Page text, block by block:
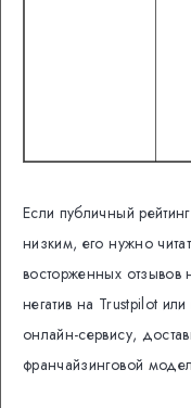
Если публичный
низким, его нужно
восторженных отзывов
негатив на Trustpilot
онлайн-сервису,
франчайзинговой